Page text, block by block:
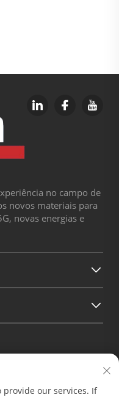
no campo de
novos materiais para
novas energias e
Area of chengdu
Sichuan China
provide our services. If